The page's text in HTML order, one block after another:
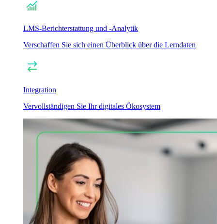
LMS-Berichterstattung und -Analytik
Verschaffen Sie sich einen Überblick über die Lerndaten
Integration
Vervollständigen Sie Ihr digitales Ökosystem